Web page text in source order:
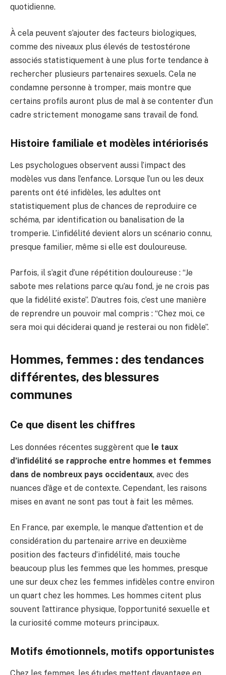
quotidienne.
À cela peuvent s’ajouter des facteurs biologiques,
comme des niveaux plus élevés de testostérone
associés statistiquement à une plus forte tendance à
rechercher plusieurs partenaires sexuels. Cela ne
condamne personne à tromper, mais montre que
certains profils auront plus de mal à se contenter d’un
cadre strictement monogame sans travail de fond.
Histoire familiale et modèles intériorisés
Les psychologues observent aussi l’impact des
modèles vus dans l’enfance. Lorsque l’un ou les deux
parents ont été infidèles, les adultes ont
statistiquement plus de chances de reproduire ce
schéma, par identification ou banalisation de la
tromperie. L’infidélité devient alors un scénario connu,
presque familier, même si elle est douloureuse.
Parfois, il s’agit d’une répétition douloureuse : “Je
sabote mes relations parce qu’au fond, je ne crois pas
que la fidélité existe”. D’autres fois, c’est une manière
de reprendre un pouvoir mal compris : “Chez moi, ce
sera moi qui déciderai quand je resterai ou non fidèle”.
Hommes, femmes : des tendances
différentes, des blessures
communes
Ce que disent les chiffres
Les données récentes suggèrent que le taux
d’infidélité se rapproche entre hommes et femmes
dans de nombreux pays occidentaux, avec des
nuances d’âge et de contexte. Cependant, les raisons
mises en avant ne sont pas tout à fait les mêmes.
En France, par exemple, le manque d’attention et de
considération du partenaire arrive en deuxième
position des facteurs d’infidélité, mais touche
beaucoup plus les femmes que les hommes, presque
une sur deux chez les femmes infidèles contre environ
un quart chez les hommes. Les hommes citent plus
souvent l’attirance physique, l’opportunité sexuelle et
la curiosité comme moteurs principaux.
Motifs émotionnels, motifs opportunistes